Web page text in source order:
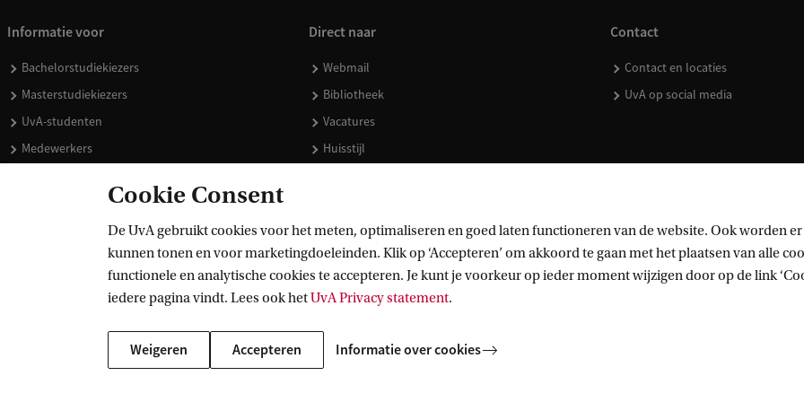
Informatie voor
Bachelorstudiekiezers
Masterstudiekiezers
UvA-studenten
Medewerkers
Schooldecanen en vakdocenten
Direct naar
Webmail
Bibliotheek
Vacatures
Huisstijl
Contact
Contact en locaties
UvA op social media
Cookie Consent
De UvA gebruikt cookies voor het meten, optimaliseren en goed laten functioneren van de website. Ook worden
kunnen tonen en voor marketingdoeleinden. Klik op ‘Accepteren’ om akkoord te gaan met het plaatsen van alle
functionele en analytische cookies te accepteren. Je kunt je voorkeur op ieder moment wijzigen door op de link
iedere pagina vindt. Lees ook hetUvA Privacy statement.
Weigeren Accepteren Informatie over cookies